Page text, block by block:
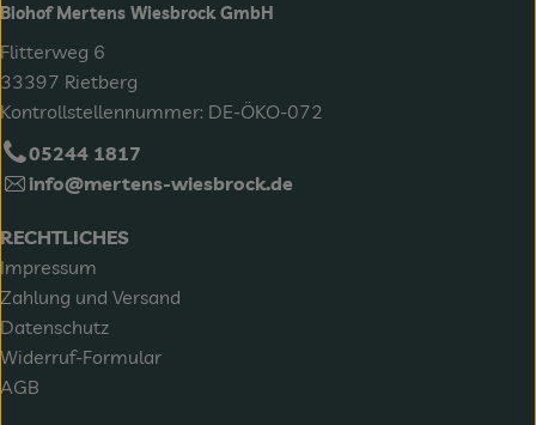
Biohof Mertens Wiesbrock GmbH
Flitterweg 6
33397 Rietberg
Kontrollstellennummer: DE-ÖKO-072
05244 1817
info@mertens-wiesbrock.de
RECHTLICHES
Impressum
Zahlung und Versand
Datenschutz
Widerruf-Formular
AGB